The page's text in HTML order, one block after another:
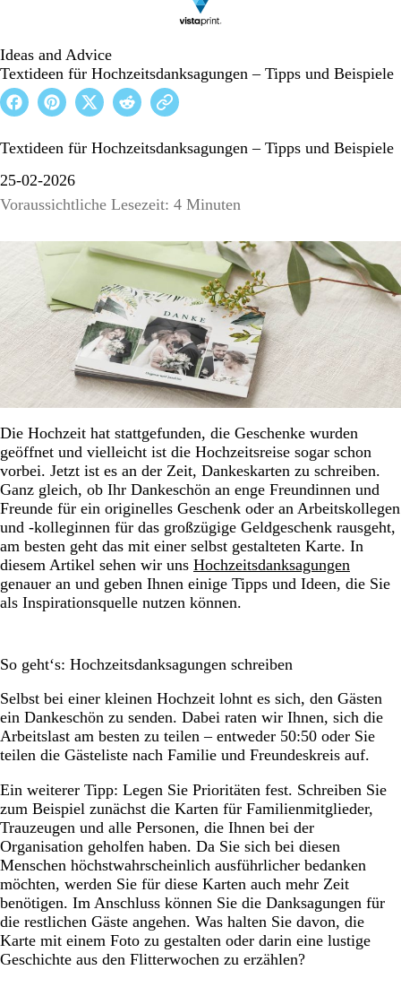
Ideas and Advice
Textideen für Hochzeitsdanksagungen – Tipps und Beispiele
Textideen für Hochzeitsdanksagungen – Tipps und Beispiele
25-02-2026
Voraussichtliche Lesezeit: 4 Minuten
Die Hochzeit hat stattgefunden, die Geschenke wurden
geöffnet und vielleicht ist die Hochzeitsreise sogar schon
vorbei. Jetzt ist es an der Zeit, Dankeskarten zu schreiben.
Ganz gleich, ob Ihr Dankeschön an enge Freundinnen und
Freunde für ein originelles Geschenk oder an Arbeitskollegen
und -kolleginnen für das großzügige Geldgeschenk rausgeht,
am besten geht das mit einer selbst gestalteten Karte. In
diesem Artikel sehen wir uns Hochzeitsdanksagungen
genauer an und geben Ihnen einige Tipps und Ideen, die Sie
als Inspirationsquelle nutzen können.
So geht‘s: Hochzeitsdanksagungen schreiben
Selbst bei einer kleinen Hochzeit lohnt es sich, den Gästen
ein Dankeschön zu senden. Dabei raten wir Ihnen, sich die
Arbeitslast am besten zu teilen – entweder 50:50 oder Sie
teilen die Gästeliste nach Familie und Freundeskreis auf.
Ein weiterer Tipp: Legen Sie Prioritäten fest. Schreiben Sie
zum Beispiel zunächst die Karten für Familienmitglieder,
Trauzeugen und alle Personen, die Ihnen bei der
Organisation geholfen haben. Da Sie sich bei diesen
Menschen höchstwahrscheinlich ausführlicher bedanken
möchten, werden Sie für diese Karten auch mehr Zeit
benötigen. Im Anschluss können Sie die Danksagungen für
die restlichen Gäste angehen. Was halten Sie davon, die
Karte mit einem Foto zu gestalten oder darin eine lustige
Geschichte aus den Flitterwochen zu erzählen?